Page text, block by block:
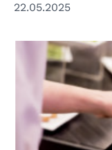
22.05.2025